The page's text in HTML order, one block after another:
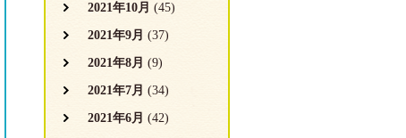
2021年10月 (45)
2021年9月 (37)
2021年8月 (9)
2021年7月 (34)
2021年6月 (42)